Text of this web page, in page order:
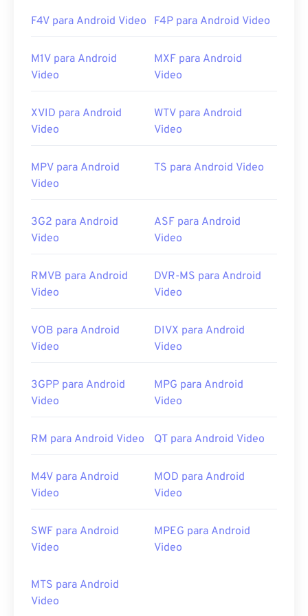
Lançamento inicial:2006
https://en.wikipedia.org/wiki/.m2ts
F4V para Android Video F4P para Android Video
M1V para Android
Video
MXF para Android
Video
XVID para Android
Video
WTV para Android
Video
MPV para Android
Video
TS para Android Video
3G2 para Android
Video
ASF para Android
Video
RMVB para Android
Video
DVR-MS para Android
Video
VOB para Android
Video
DIVX para Android
Video
3GPP para Android
Video
MPG para Android
Video
RM para Android Video QT para Android Video
M4V para Android
Video
MOD para Android
Video
SWF para Android
Video
MPEG para Android
Video
MTS para Android
Video